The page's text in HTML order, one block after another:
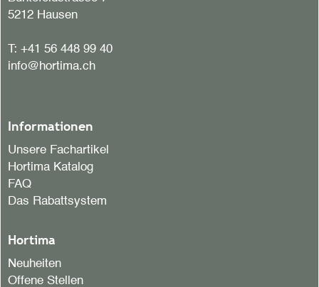
5212 Hausen
T: +41 56 448 99 40
info@hortima.ch
Informationen
Unsere Fachartikel
Hortima Katalog
FAQ
Das Rabattsystem
Hortima
Neuheiten
Offene Stellen